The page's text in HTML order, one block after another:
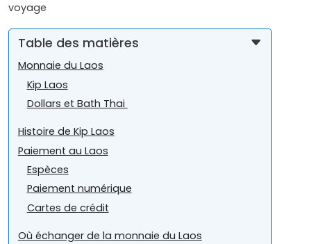
voyage
Table des matières
Monnaie du Laos
Kip Laos
Dollars et Bath Thai
Histoire de Kip Laos
Paiement au Laos
Espèces
Paiement numérique
Cartes de crédit
Où échanger de la monnaie du Laos